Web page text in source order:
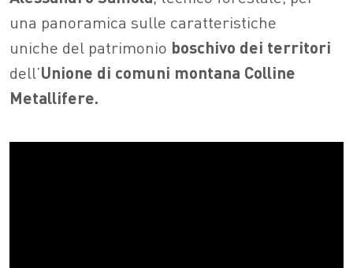
una panoramica sulle caratteristiche
uniche del patrimonio boschivo dei territori
dell’Unione di comuni montana Colline
Metallifere.